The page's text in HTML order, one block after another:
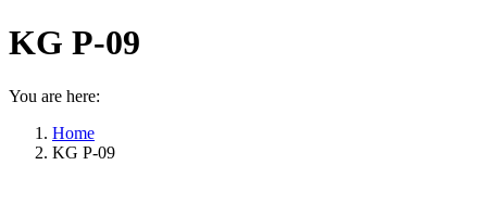
KG P-09
You are here:
Home
KG P-09